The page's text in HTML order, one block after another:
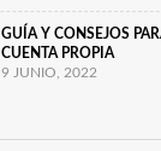
GUÍA Y CONSEJOS
CUENTA PROPIA
9 JUNIO, 2022